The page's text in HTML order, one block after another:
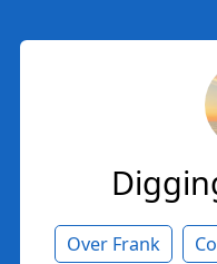
Over Frank